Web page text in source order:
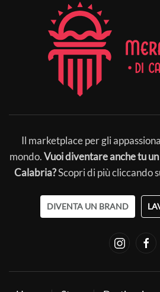
Il marketplace per gli
mondo.Vuoi diventare anche tu
Calabria?Scopri di più cliccando
DIVENTA UN BRAND